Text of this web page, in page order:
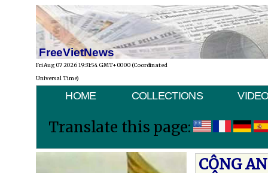
FreeVietNews
Fri Aug 07 2026 19:31:54 GMT+0000 (Coordinated
Universal Time)
HOME COLLECTIONS
Translate this page:
CÔNG